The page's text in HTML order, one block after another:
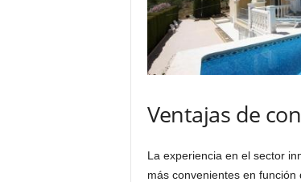
Ventajas de
La experiencia en el sector
más convenientes en